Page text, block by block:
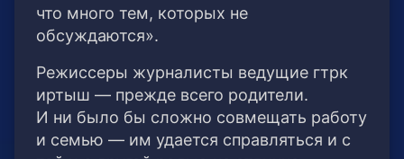
что много тем, которых не
обсуждаются».
Режиссеры журналисты ведущие гтрк
иртыш — прежде всего родители.
И ни было бы сложно совмещать работу
и семью — им удается справляться и с